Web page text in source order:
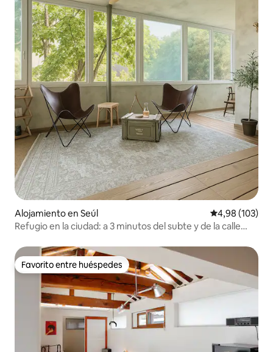
Alojamiento en Seúl Calificación
4,98 (103)
Refugio en la ciudad: a 3 minutos del subte y de la calle
Favorito entre huéspedes
Favorito entre huéspedes